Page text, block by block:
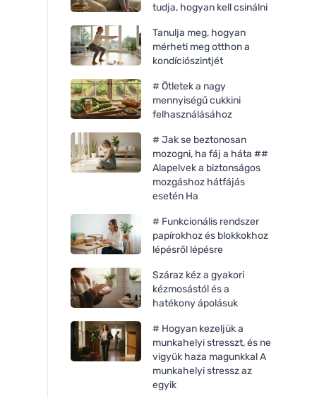
Bombus Raw protein Cocoa
Bombus Raw
butter 50g
tudja, hogyan kell csinálni
Tanulja meg, hogyan
mérheti meg otthon a
kondíciószintjét
# Ötletek a nagy
mennyiségű cukkini
felhasználásához
# Jak se beztonosan
mozogni, ha fáj a háta ##
Alapelvek a biztonságos
mozgáshoz hátfájás
esetén Ha
# Funkcionális rendszer
papírokhoz és blokkokhoz
lépésről lépésre
Száraz kéz a gyakori
kézmosástól és a
hatékony ápolásuk
# Hogyan kezeljük a
munkahelyi stresszt, és ne
vigyük haza magunkkal A
munkahelyi stressz az
egyik